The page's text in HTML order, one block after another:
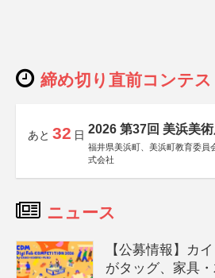
締め切り直前コンテス
あと 32 日 2026 第37回 美浜美
福井県美浜町、美浜町教育委員
式会社
ニュース
【公募情報】カ
がタッグ、家具